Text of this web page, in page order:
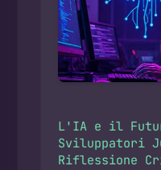
L'IA e il
Sviluppatori
Riflessione